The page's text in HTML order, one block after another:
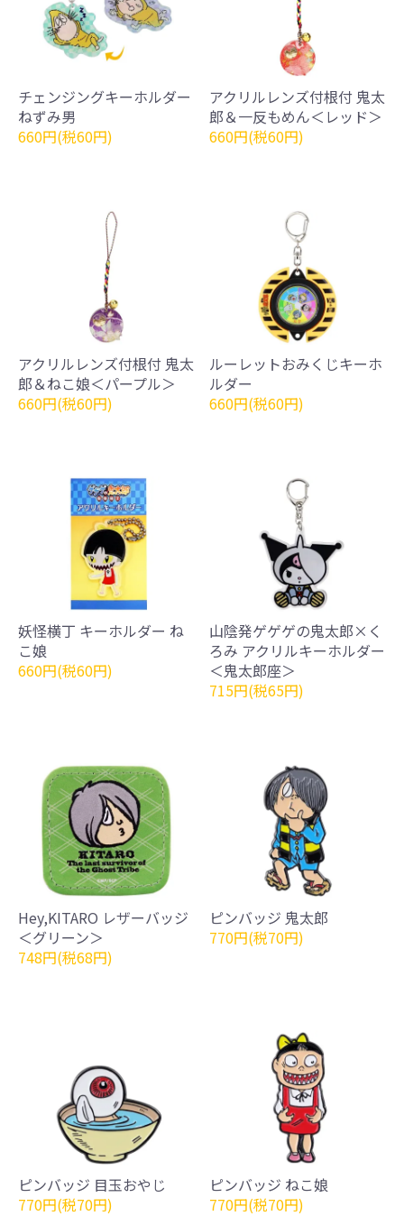
チェンジングキーホルダー
ねずみ男
660円(税60円)
アクリルレンズ付根付 鬼太
郎＆一反もめん＜レッド＞
660円(税60円)
アクリルレンズ付根付 鬼太
郎＆ねこ娘＜パープル＞
660円(税60円)
ルーレットおみくじキーホ
ルダー
660円(税60円)
妖怪横丁 キーホルダー ね
こ娘
660円(税60円)
山陰発ゲゲゲの鬼太郎×く
ろみ アクリルキーホルダー
＜鬼太郎座＞
715円(税65円)
Hey,KITARO レザーバッジ
＜グリーン＞
748円(税68円)
ピンバッジ 鬼太郎
770円(税70円)
ピンバッジ 目玉おやじ
770円(税70円)
ピンバッジ ねこ娘
770円(税70円)